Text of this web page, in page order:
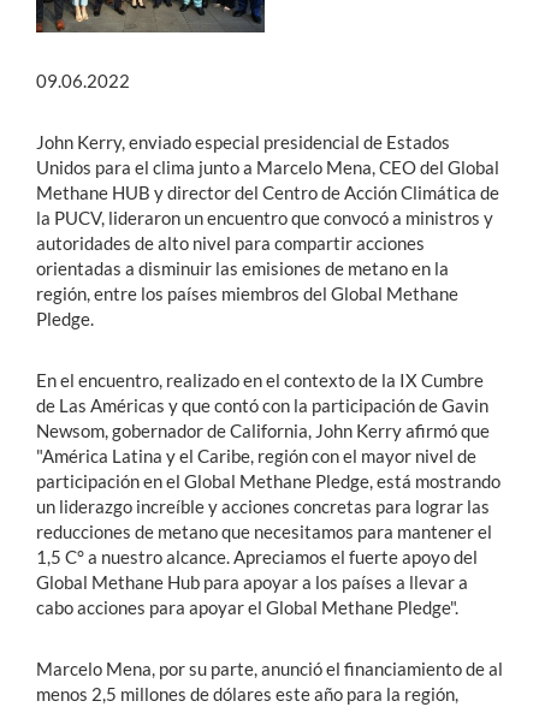
09.06.2022
John Kerry, enviado especial presidencial de Estados
Unidos para el clima junto a Marcelo Mena, CEO del Global
Methane HUB y director del Centro de Acción Climática de
la PUCV, lideraron un encuentro que convocó a ministros y
autoridades de alto nivel para compartir acciones
orientadas a disminuir las emisiones de metano en la
región, entre los países miembros del Global Methane
Pledge.
En el encuentro, realizado en el contexto de la IX Cumbre
de Las Américas y que contó con la participación de Gavin
Newsom, gobernador de California, John Kerry afirmó que
"América Latina y el Caribe, región con el mayor nivel de
participación en el Global Methane Pledge, está mostrando
un liderazgo increíble y acciones concretas para lograr las
reducciones de metano que necesitamos para mantener el
1,5 C° a nuestro alcance. Apreciamos el fuerte apoyo del
Global Methane Hub para apoyar a los países a llevar a
cabo acciones para apoyar el Global Methane Pledge".
Marcelo Mena, por su parte, anunció el financiamiento de al
menos 2,5 millones de dólares este año para la región,